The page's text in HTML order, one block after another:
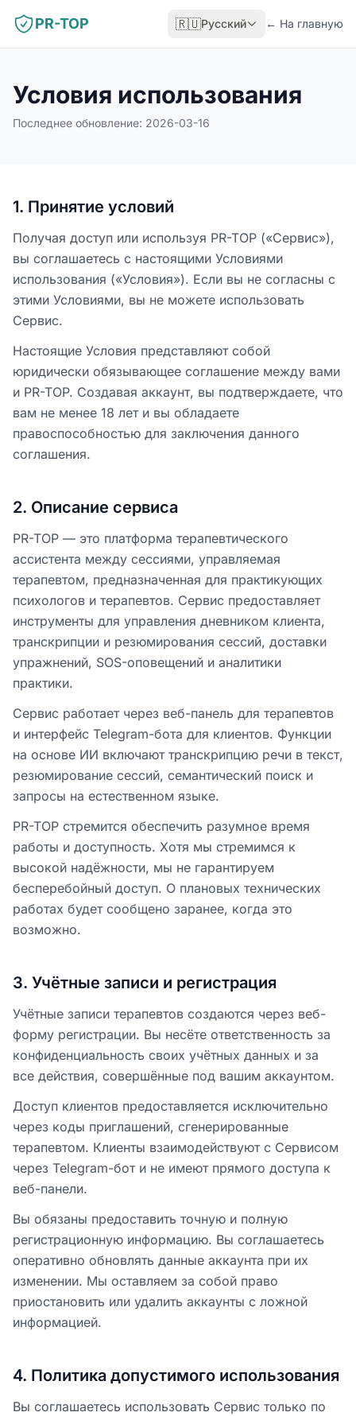
PR-TOP 🇷🇺Русский ← На главную
Условия использования
Последнее обновление: 2026-03-16
1. Принятие условий
Получая доступ или используя PR-TOP («Сервис»),
вы соглашаетесь с настоящими Условиями
использования («Условия»). Если вы не согласны с
этими Условиями, вы не можете использовать
Сервис.
Настоящие Условия представляют собой
юридически обязывающее соглашение между вами
и PR-TOP. Создавая аккаунт, вы подтверждаете, что
вам не менее 18 лет и вы обладаете
правоспособностью для заключения данного
соглашения.
2. Описание сервиса
PR-TOP — это платформа терапевтического
ассистента между сессиями, управляемая
терапевтом, предназначенная для практикующих
психологов и терапевтов. Сервис предоставляет
инструменты для управления дневником клиента,
транскрипции и резюмирования сессий, доставки
упражнений, SOS-оповещений и аналитики
практики.
Сервис работает через веб-панель для терапевтов
и интерфейс Telegram-бота для клиентов. Функции
на основе ИИ включают транскрипцию речи в текст,
резюмирование сессий, семантический поиск и
запросы на естественном языке.
PR-TOP стремится обеспечить разумное время
работы и доступность. Хотя мы стремимся к
высокой надёжности, мы не гарантируем
бесперебойный доступ. О плановых технических
работах будет сообщено заранее, когда это
возможно.
3. Учётные записи и регистрация
Учётные записи терапевтов создаются через веб-
форму регистрации. Вы несёте ответственность за
конфиденциальность своих учётных данных и за
все действия, совершённые под вашим аккаунтом.
Доступ клиентов предоставляется исключительно
через коды приглашений, сгенерированные
терапевтом. Клиенты взаимодействуют с Сервисом
через Telegram-бот и не имеют прямого доступа к
веб-панели.
Вы обязаны предоставить точную и полную
регистрационную информацию. Вы соглашаетесь
оперативно обновлять данные аккаунта при их
изменении. Мы оставляем за собой право
приостановить или удалить аккаунты с ложной
информацией.
4. Политика допустимого использования
Вы соглашаетесь использовать Сервис только по